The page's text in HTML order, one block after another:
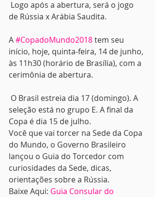
de Rússia x Arábia Saudita.
A #CopadoMundo2018 tem seu
início, hoje, quinta-feira, 14 de junho,
às 11h30 (horário de Brasília), com a
cerimônia de abertura.
seleção está no grupo E. A final da
Copa é dia 15 de julho.
Você que vai torcer na Sede da Copa
do Mundo, o Governo Brasileiro
lançou o Guia do Torcedor com
curiosidades da Sede, dicas,
orientações sobre a Rússia.
Baixe Aqui: Guia Consular do